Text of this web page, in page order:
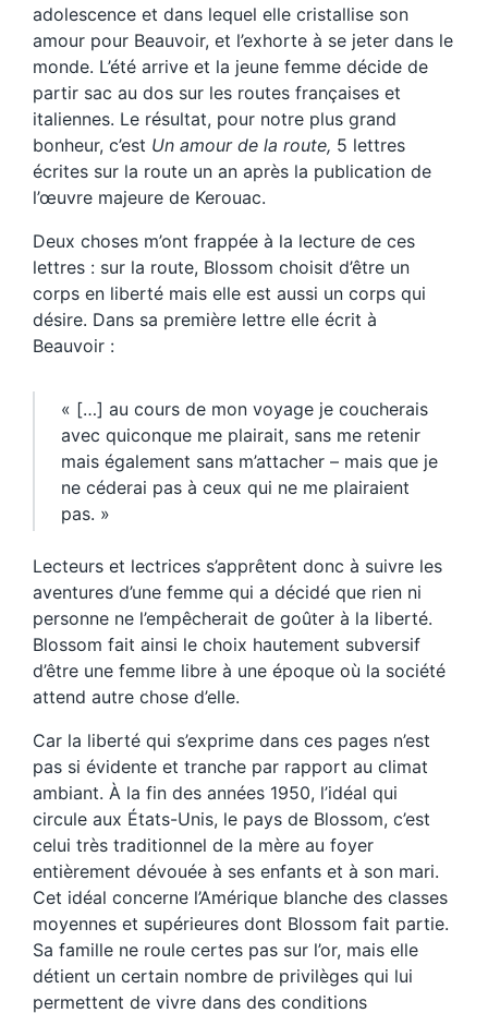
adolescence et dans lequel elle cristallise son
amour pour Beauvoir, et l’exhorte à se jeter dans le
monde. L’été arrive et la jeune femme décide de
partir sac au dos sur les routes françaises et
italiennes. Le résultat, pour notre plus grand
bonheur, c’est Un amour de la route, 5 lettres
écrites sur la route un an après la publication de
l’œuvre majeure de Kerouac.
Deux choses m’ont frappée à la lecture de ces
lettres : sur la route, Blossom choisit d’être un
corps en liberté mais elle est aussi un corps qui
désire. Dans sa première lettre elle écrit à
Beauvoir :
« […] au cours de mon voyage je coucherais
avec quiconque me plairait, sans me retenir
mais également sans m’attacher – mais que je
ne céderai pas à ceux qui ne me plairaient
pas. »
Lecteurs et lectrices s’apprêtent donc à suivre les
aventures d’une femme qui a décidé que rien ni
personne ne l’empêcherait de goûter à la liberté.
Blossom fait ainsi le choix hautement subversif
d’être une femme libre à une époque où la société
attend autre chose d’elle.
Car la liberté qui s’exprime dans ces pages n’est
pas si évidente et tranche par rapport au climat
ambiant. À la fin des années 1950, l’idéal qui
circule aux États-Unis, le pays de Blossom, c’est
celui très traditionnel de la mère au foyer
entièrement dévouée à ses enfants et à son mari.
Cet idéal concerne l’Amérique blanche des classes
moyennes et supérieures dont Blossom fait partie.
Sa famille ne roule certes pas sur l’or, mais elle
détient un certain nombre de privilèges qui lui
permettent de vivre dans des conditions